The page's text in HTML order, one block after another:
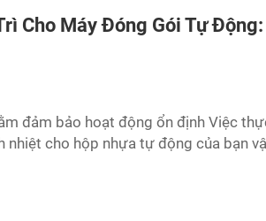
Cho Máy Đóng Gói Tự
đảm bảo hoạt động ổn định Việc
nhiệt cho hộp nhựa tự động của bạn
động bất ngờ, kéo dài tuổi thọ thiết